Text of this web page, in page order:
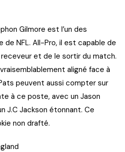
Gilmore est l’un des
de NFL. All-Pro, il est capable de
et de le sortir du match.
aligné face à
peuvent aussi compter sur
à ce poste, avec un Jason
J.C Jackson étonnant. Ce
non drafté.